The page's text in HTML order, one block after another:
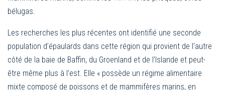
bélugas.
Les recherches les plus récentes ont identifié une seconde
population d’épaulards dans cette région qui provient de l’autre
côté de la baie de Baffin, du Groenland et de l’Islande et peut-
être même plus à l’est. Elle « possède un régime alimentaire
mixte composé de poissons et de mammifères marins, en